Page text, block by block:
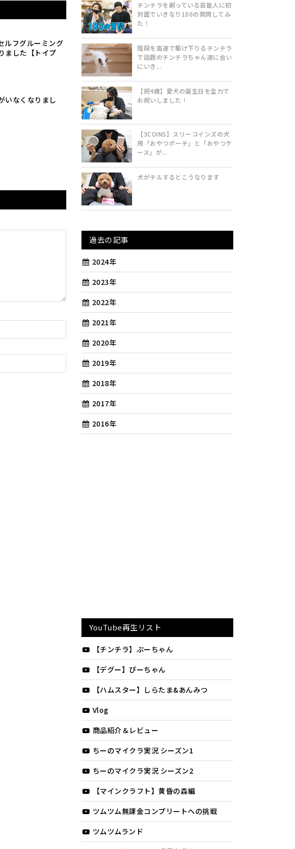
ルフグルーミング
ました【トイプ
いなくなりまし
チンチラを飼っている芸能人に初
対面でいきなり100の質問してみ
た！
階段を高速で駆け下りるチンチラ
で話題のチンチラちゃん達に会い
にいき...
【祝4歳】愛犬の誕生日を全力で
お祝いしました！
【3COINS】スリーコインズの犬
用「おやつポーチ」と「おやつケ
ース」が...
犬がチルするとこうなります
過去の記事
2024年
2023年
2022年
2021年
2020年
2019年
2018年
2017年
2016年
YouTube再生リスト
【チンチラ】ぷーちゃん
【デグー】ぴーちゃん
【ハムスター】しらたま&あんみつ
Vlog
商品紹介＆レビュー
ちーのマイクラ実況 シーズン1
ちーのマイクラ実況 シーズン2
【マインクラフト】黄昏の森編
ツムツム無課金コンプリートへの挑戦
ツムツムランド